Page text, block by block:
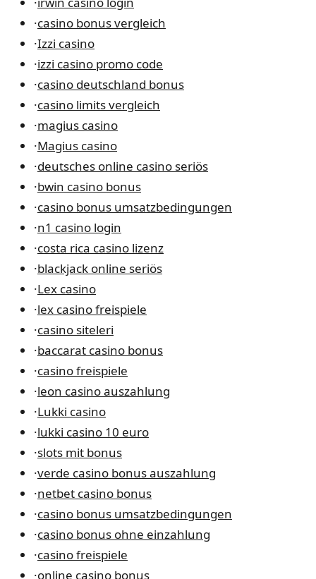
·casino bonus vergleich
·Izzi casino
·izzi casino promo code
·casino deutschland bonus
·casino limits vergleich
·magius casino
·Magius casino
·deutsches online casino seriös
·bwin casino bonus
·casino bonus umsatzbedingungen
·n1 casino login
·costa rica casino lizenz
·blackjack online seriös
·Lex casino
·lex casino freispiele
·casino siteleri
·baccarat casino bonus
·casino freispiele
·leon casino auszahlung
·Lukki casino
·lukki casino 10 euro
·slots mit bonus
·verde casino bonus auszahlung
·netbet casino bonus
·casino bonus umsatzbedingungen
·casino bonus ohne einzahlung
·casino freispiele
·online casino bonus